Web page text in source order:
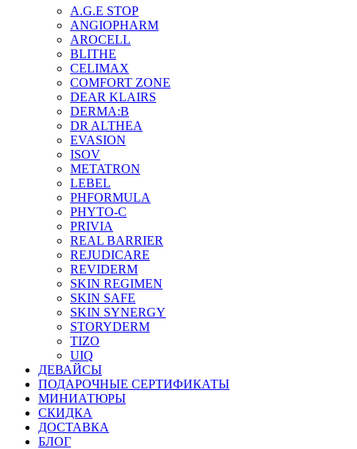
A.G.E STOP
ANGIOPHARM
AROCELL
BLITHE
CELIMAX
COMFORT ZONE
DEAR KLAIRS
DERMA:B
DR ALTHEA
EVASION
ISOV
METATRON
LEBEL
PHFORMULA
PHYTO-C
PRIVIA
REAL BARRIER
REJUDICARE
REVIDERM
SKIN REGIMEN
SKIN SAFE
SKIN SYNERGY
STORYDERM
TIZO
UIQ
ДЕВАЙСЫ
ПОДАРОЧНЫЕ СЕРТИФИКАТЫ
МИНИАТЮРЫ
СКИДКА
ДОСТАВКА
БЛОГ